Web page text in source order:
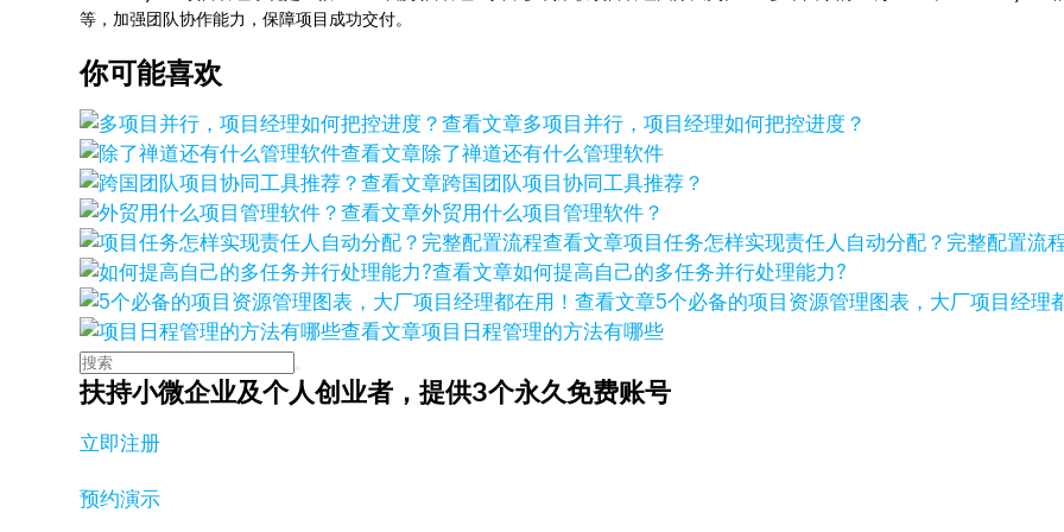
等，加强团队协作能力，保障项目成功交付。
你可能喜欢
查看文章多项目并行，项目经理如何把控进度？
查看文章除了禅道还有什么管理软件
查看文章跨国团队项目协同工具推荐？
查看文章外贸用什么项目管理软件？
查看文章项目任务怎样实现责任人自动分配？完整配置流
查看文章如何提高自己的多任务并行处理能力?
查看文章5个必备的项目资源管理图表，大厂项目经理
查看文章项目日程管理的方法有哪些
扶持小微企业及个人创业者，提供3个永久免费账号
立即注册
预约演示